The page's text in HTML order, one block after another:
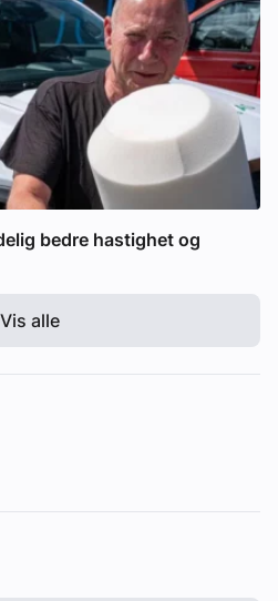
bedre hastighet og
Vis alle